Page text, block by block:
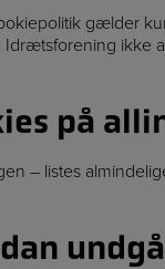
gælder
Idrætsforening ikke
på
– listes